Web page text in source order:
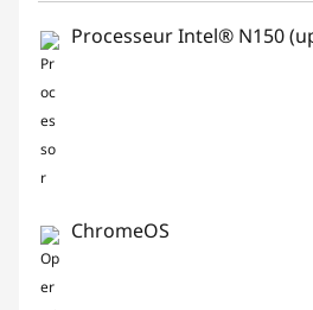
Processeur Intel® N150
ChromeOS